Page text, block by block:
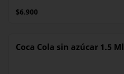
$6.900
Coca Cola sin azúcar 1.5 Ml